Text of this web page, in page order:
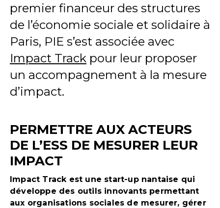
premier financeur des structures
de l’économie sociale et solidaire à
Paris, PIE s’est associée avec
Impact Track pour leur proposer
un accompagnement à la mesure
d’impact.
PERMETTRE AUX ACTEURS
DE L’ESS DE MESURER LEUR
IMPACT
Impact Track est une start-up nantaise qui
développe des outils innovants permettant
aux organisations sociales de mesurer, gérer